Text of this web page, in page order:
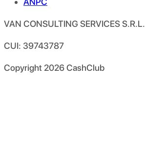
VAN CONSULTING SERVICES S.R.L.
CUI: 39743787
Copyright 2026CashClub